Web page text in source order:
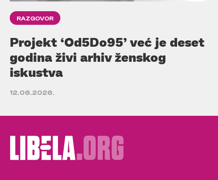
RAZGOVOR
Projekt ‘Od5Do95’ već je deset
godina živi arhiv ženskog
iskustva
12.06.2026.